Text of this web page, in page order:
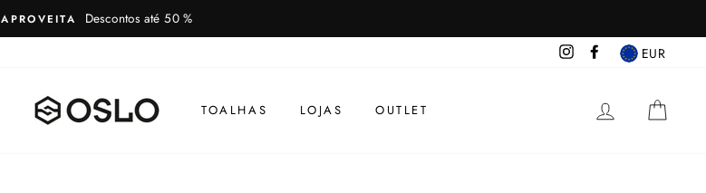
APROVEITA
Descontos até 50 %
InstagramFacebookEUR
TOALHAS LOJAS OUTLET INICIAR